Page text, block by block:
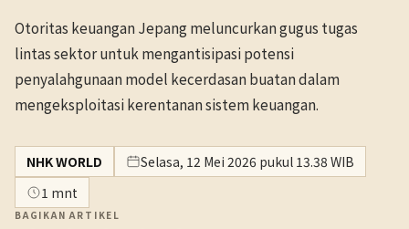
Otoritas keuangan Jepang meluncurkan gugus tugas
lintas sektor untuk mengantisipasi potensi
penyalahgunaan model kecerdasan buatan dalam
mengeksploitasi kerentanan sistem keuangan.
NHK WORLD
Selasa, 12 Mei 2026 pukul 13.38 WIB
1 mnt
BAGIKAN ARTIKEL